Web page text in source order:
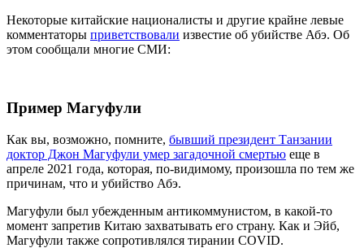
Некоторые китайские националисты и другие крайне левые
комментаторы приветствовали известие об убийстве Абэ. Об
этом сообщали многие СМИ:
Пример Магуфули
Как вы, возможно, помните, бывший президент Танзании
доктор Джон Магуфули умер загадочной смертью еще в
апреле 2021 года, которая, по-видимому, произошла по тем же
причинам, что и убийство Абэ.
Магуфули был убежденным антикоммунистом, в какой-то
момент запретив Китаю захватывать его страну. Как и Эйб,
Магуфули также сопротивлялся тирании COVID.